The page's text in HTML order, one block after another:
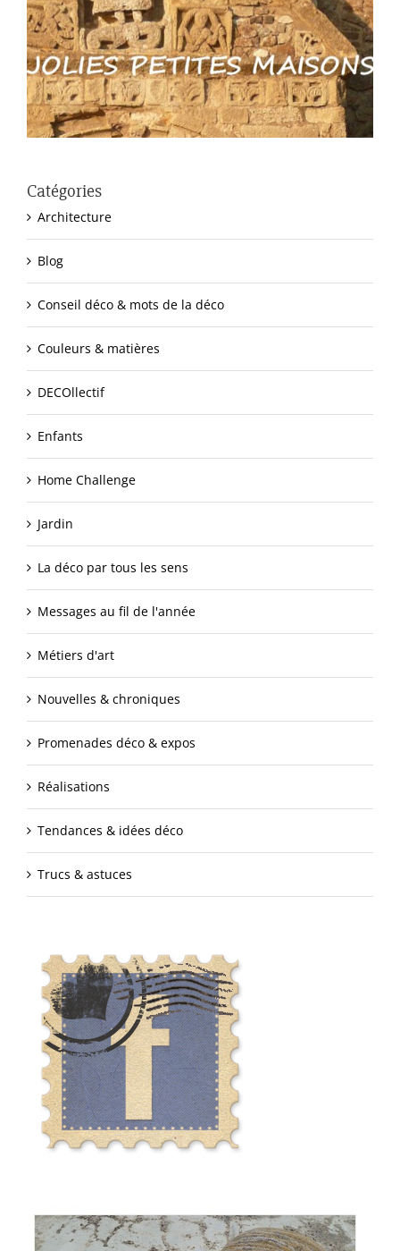
Catégories
Architecture
Blog
Conseil déco & mots de la déco
Couleurs & matières
DECOllectif
Enfants
Home Challenge
Jardin
La déco par tous les sens
Messages au fil de l'année
Métiers d'art
Nouvelles & chroniques
Promenades déco & expos
Réalisations
Tendances & idées déco
Trucs & astuces